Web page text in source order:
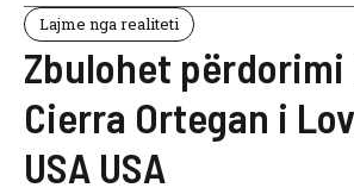
Lajme nga realiteti
Zbulohet përdorimi
Cierra Ortegan i
USA USA